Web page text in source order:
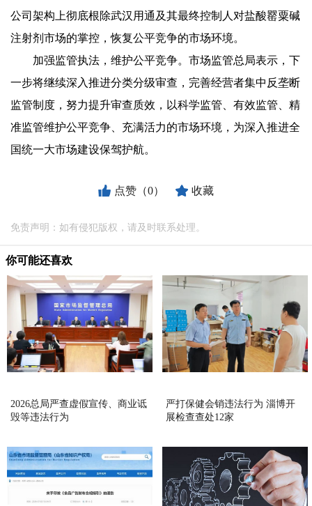
公司架构上彻底根除武汉用通及其最终控制人对盐酸罂粟碱
注射剂市场的掌控，恢复公平竞争的市场环境。
加强监管执法，维护公平竞争。市场监管总局表示，下
一步将继续深入推进分类分级审查，完善经营者集中反垄断
监管制度，努力提升审查质效，以科学监管、有效监管、精
准监管维护公平竞争、充满活力的市场环境，为深入推进全
国统一大市场建设保驾护航。
点赞（0） 收藏
免责声明：如有侵犯版权，请及时联系处理。
你可能还喜欢
2026总局严查虚假宣传、商业诋
毁等违法行为
严打保健会销违法行为 淄博开
展检查查处12家